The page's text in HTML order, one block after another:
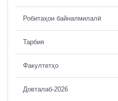
Робитаҳои байналмилалӣ
Тарбия
Факултетҳо
Довталаб-2026